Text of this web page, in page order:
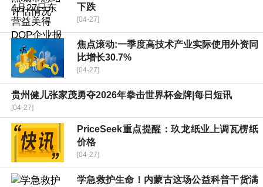
下跌
[04-27]
焦点滚动:一季度高技术产业实际使用外资同
比增长30.7%
[04-27]
贵州健儿张家茂勇夺2026年拳击世界杯金牌|每日短讯
[04-27]
PriceSeek重点提醒：玖龙纸业上调瓦楞纸
价格
[04-27]
学急救护生命！内蒙古这场公益科普干货满